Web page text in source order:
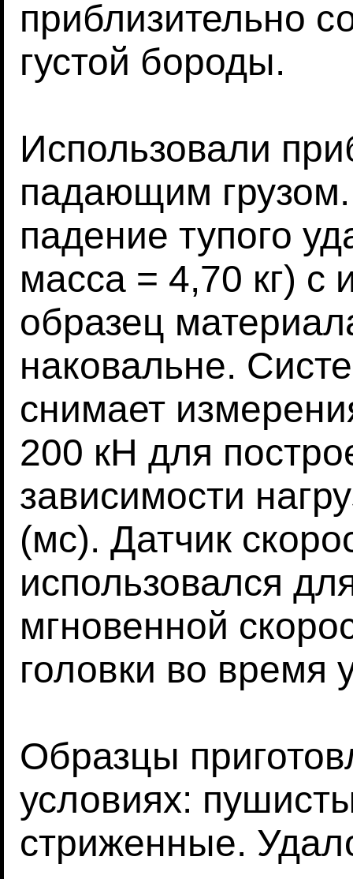
приблизительно
густой бороды.
Использовали
падающим
падение тупого
масса = 4,70 кг) с
образец
наковальне.
снимает
200 кН для
зависимости
(мс). Датчик
использовался
мгновенной
головки во время
Образцы
условиях:
стриженные.